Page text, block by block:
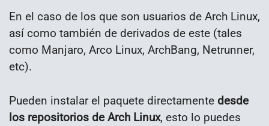
En el caso de los que son usuarios de Arch Linux,
así como también de derivados de este (tales
como Manjaro, Arco Linux, ArchBang, Netrunner,
etc).
Pueden instalar el paquete directamente desde
los repositorios de Arch Linux, esto lo puedes